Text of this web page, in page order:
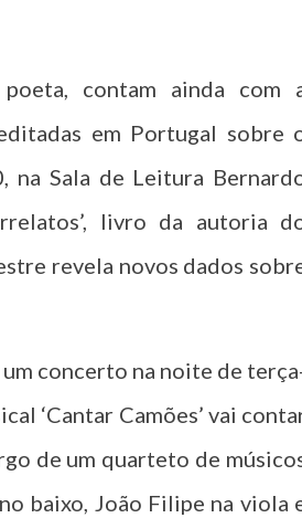
contam ainda com
em Portugal sobre
na Sala de Leitura
livro da autoria
revela novos dados
concerto na noite de
‘Cantar Camões’ vai
de um quarteto de
baixo, João Filipe na viola